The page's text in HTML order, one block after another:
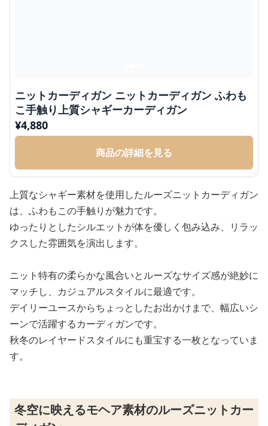
ニットカーディガン ニットカーディガン ふわも
こ手触り上質シャギーカーディガン
¥4,880
商品の詳細を見る
上質なシャギー素材を使用したルーズニットカーディガン
は、ふわもこの手触りが魅力です。
ゆったりとしたシルエットが体を優しく包み込み、リラッ
クスした雰囲気を演出します。
ニット特有の柔らかな風合いとルーズなサイズ感が絶妙に
マッチし、カジュアルスタイルに最適です。
デイリーユースからちょっとしたお出かけまで、幅広いシ
ーンで活躍するカーディガンです。
秋冬のレイヤードスタイルにも重宝する一枚となっていま
す。
冬空に映えるモヘア素材のルーズニットカー